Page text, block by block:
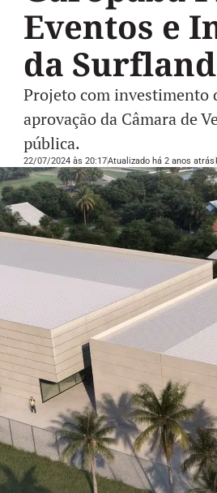
Eventos e
da
Projeto com investimento
aprovação da Câmara de
pública.
22/07/2024 às 20:17Atualizado há 2 anos atrás